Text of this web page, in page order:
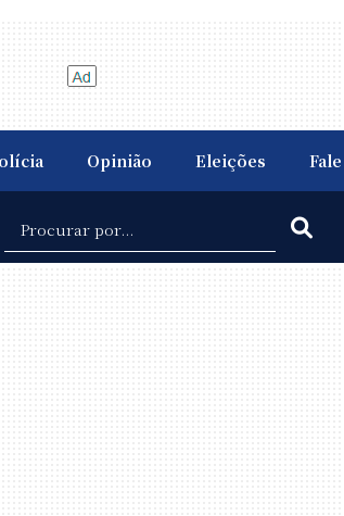
Opinião Eleições